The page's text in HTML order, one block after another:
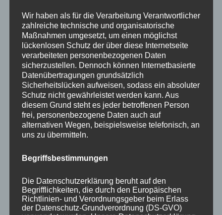
Your email:
KATEGORIEN
Aktuelles vom MP
Allgemein
Impulse zur persönlichen Reflexion
Naturfoto-Blog
Wir haben als für die Verarbeitung Verantwortlicher
zahlreiche technische und organisatorische
Maßnahmen umgesetzt, um einen möglichst
lückenlosen Schutz der über diese Internetseite
verarbeiteten personenbezogenen Daten
sicherzustellen. Dennoch können Internetbasierte
Datenübertragungen grundsätzlich
Sicherheitslücken aufweisen, sodass ein absoluter
Schutz nicht gewährleistet werden kann. Aus
diesem Grund steht es jeder betroffenen Person
frei, personenbezogene Daten auch auf
alternativen Wegen, beispielsweise telefonisch, an
uns zu übermitteln.
Begriffsbestimmungen
Die Datenschutzerklärung beruht auf den
Begrifflichkeiten, die durch den Europäischen
Richtlinien- und Verordnungsgeber beim Erlass
der Datenschutz-Grundverordnung (DS-GVO)